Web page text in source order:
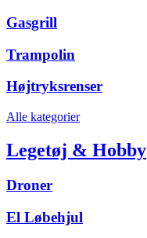
Gasgrill
Trampolin
Højtryksrenser
Alle kategorier
Legetøj & Hobby
Droner
El Løbehjul